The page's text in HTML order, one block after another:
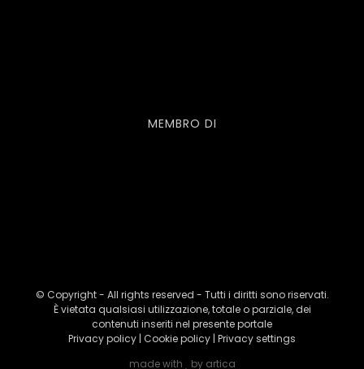
MEMBRO DI
© Copyright - All rights reserved - Tutti i diritti sono riservati.
È vietata qualsiasi utilizzazione, totale o parziale, dei
contenuti inseriti nel presente portale
Privacy policy | Cookie policy | Privacy settings
made with
by artica